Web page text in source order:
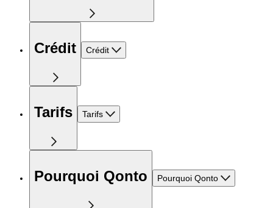
Crédit Crédit
Tarifs Tarifs
Pourquoi Qonto Pourquoi Qonto